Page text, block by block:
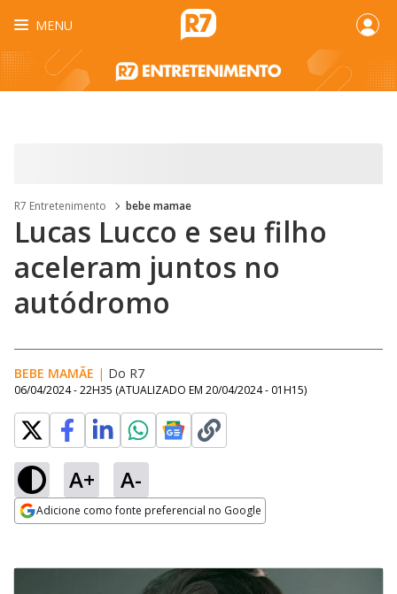
MENU
R7 Entretenimento bebe mamae
Lucas Lucco e seu filho
aceleram juntos no
autódromo
BEBE MAMÃE | Do R7
06/04/2024 - 22H35 (ATUALIZADO EM 20/04/2024 - 01H15)
A+ A-
Adicione como fonte preferencial no Google